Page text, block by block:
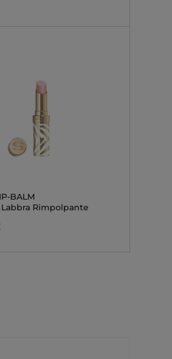
BALM
Rimpolpante